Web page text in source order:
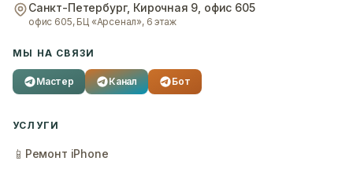
Санкт-Петербург, Кирочная 9, офис 605
офис 605, БЦ «Арсенал», 6 этаж
МЫ НА СВЯЗИ
Мастер Канал Бот
УСЛУГИ
📱 Ремонт iPhone